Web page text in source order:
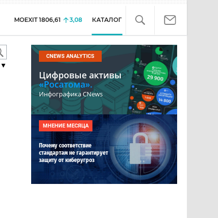
MOEXIT 1806,61 3,08 КАТАЛОГ
▼
CNEWS ANALYTICS
Цифровые активы
«Росатома».
Инфографика CNews
МНЕНИЕ МЕСЯЦА
Почему соответствие
стандартам не гарантирует
защиту от киберугроз